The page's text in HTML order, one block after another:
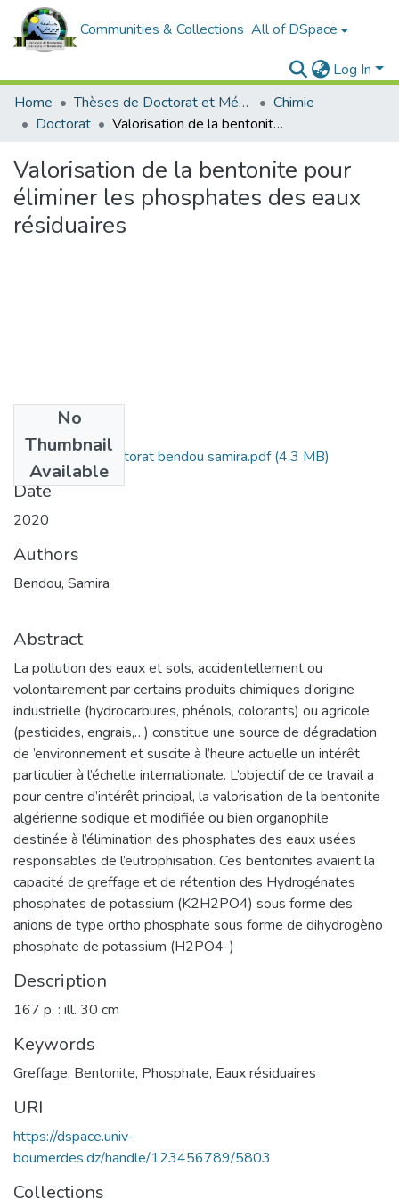
Communities & Collections All of DSpace
Log In
Home
Thèses de Doctorat et Mémoires de Magister
Chimie
Doctorat
Valorisation de la bentonite pour éliminer les phosphates des eaux résiduaires
Valorisation de la bentonite pour
éliminer les phosphates des eaux
résiduaires
No
Thumbnail
Available
thése final de doctorat bendou samira.pdf(4.3 MB)
Date
2020
Authors
Bendou, Samira
Abstract
La pollution des eaux et sols, accidentellement ou
volontairement par certains produits chimiques d‘origine
industrielle (hydrocarbures, phénols, colorants) ou agricole
(pesticides, engrais,…) constitue une source de dégradation
de ’environnement et suscite à l’heure actuelle un intérêt
particulier à l’échelle internationale. L’objectif de ce travail a
pour centre d’intérêt principal, la valorisation de la bentonite
algérienne sodique et modifiée ou bien organophile
destinée à l’élimination des phosphates des eaux usées
responsables de l’eutrophisation. Ces bentonites avaient la
capacité de greffage et de rétention des Hydrogénates
phosphates de potassium (K2H2PO4) sous forme des
anions de type ortho phosphate sous forme de dihydrogèno
phosphate de potassium (H2PO4-)
Description
167 p. : ill. 30 cm
Keywords
Greffage, Bentonite, Phosphate, Eaux résiduaires
URI
https://dspace.univ-
boumerdes.dz/handle/123456789/5803
Collections